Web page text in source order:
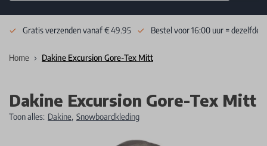
Gratis verzenden vanaf € 49.95 Bestel voor 16:00 uur = dezelfde
Home Dakine Excursion Gore-Tex Mitt
Dakine Excursion Gore-Tex Mitt
Toon alles: Dakine, Snowboardkleding